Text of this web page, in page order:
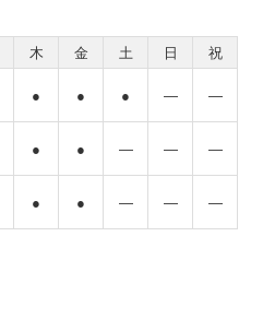
木 金 土 日
祝
● ● ● ― ―
● ● ― ― ―
● ● ― ― ―